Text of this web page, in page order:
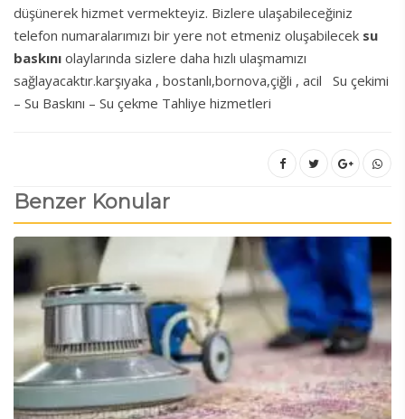
düşünerek hizmet vermekteyiz. Bizlere ulaşabileceğiniz
telefon numaralarımızı bir yere not etmeniz oluşabilecek su
baskını olaylarında sizlere daha hızlı ulaşmamızı
sağlayacaktır.karşıyaka , bostanlı,bornova,çiğli , acil Su çekimi
– Su Baskını – Su çekme Tahliye hizmetleri
Benzer Konular